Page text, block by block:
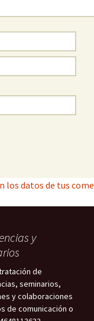
los datos de tus
y
de
seminarios,
y colaboraciones
de comunicación o